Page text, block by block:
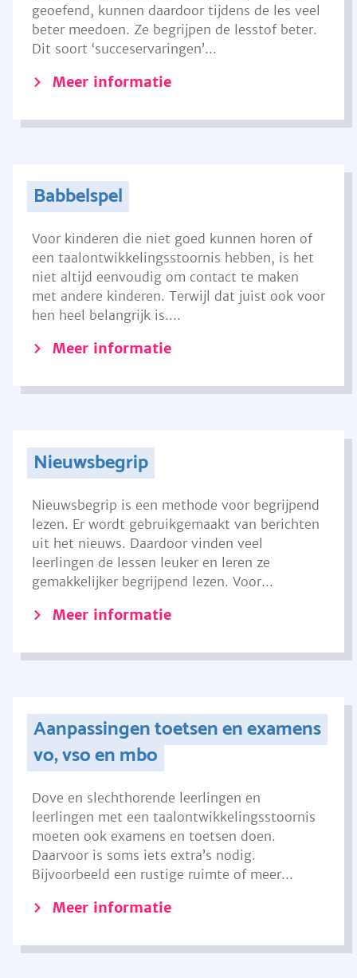
geoefend, kunnen daardoor tijdens de les veel
beter meedoen. Ze begrijpen de lesstof beter.
Dit soort ‘succeservaringen’...
Meer informatie
Babbelspel
Voor kinderen die niet goed kunnen horen of
een taalontwikkelingsstoornis hebben, is het
niet altijd eenvoudig om contact te maken
met andere kinderen. Terwijl dat juist ook voor
hen heel belangrijk is....
Meer informatie
Nieuwsbegrip
Nieuwsbegrip is een methode voor begrijpend
lezen. Er wordt gebruikgemaakt van berichten
uit het nieuws. Daardoor vinden veel
leerlingen de lessen leuker en leren ze
gemakkelijker begrijpend lezen. Voor...
Meer informatie
Aanpassingen toetsen en examens
vo, vso en mbo
Dove en slechthorende leerlingen en
leerlingen met een taalontwikkelingsstoornis
moeten ook examens en toetsen doen.
Daarvoor is soms iets extra’s nodig.
Bijvoorbeeld een rustige ruimte of meer...
Meer informatie